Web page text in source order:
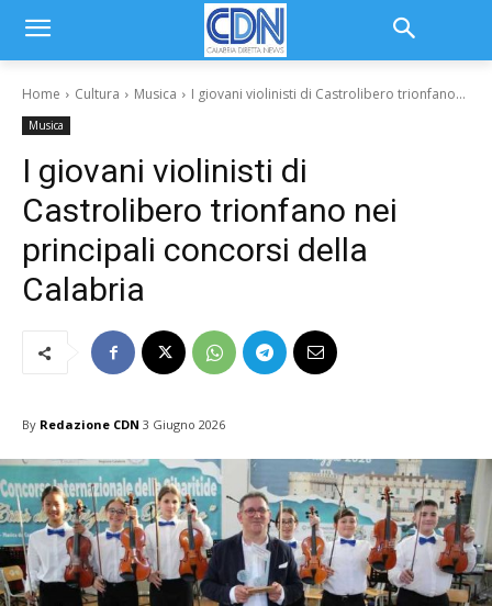
Home Cultura Musica I giovani violinisti di Castrolibero trionfano...
Musica
I giovani violinisti di
Castrolibero trionfano nei
principali concorsi della
Calabria
By Redazione CDN 3 Giugno 2026